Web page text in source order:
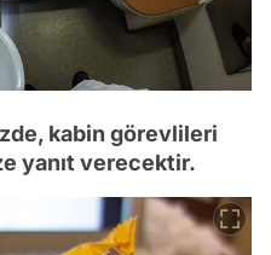
kabin görevlileri
yanıt verecektir.